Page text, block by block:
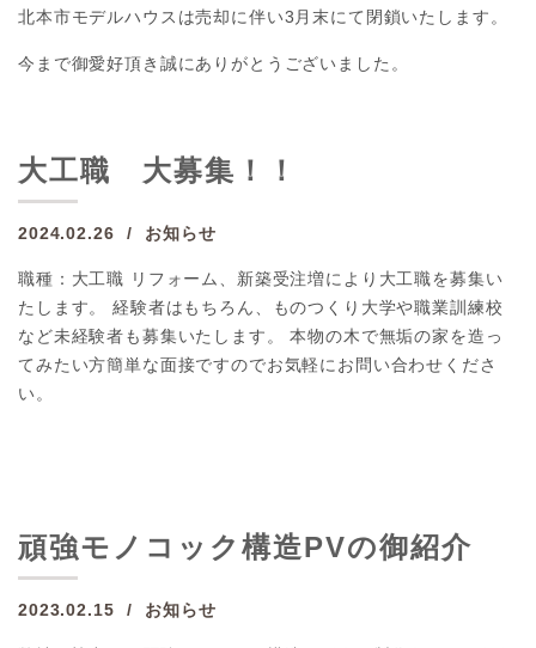
北本市モデルハウスは売却に伴い3月末にて閉鎖いたします。
今まで御愛好頂き誠にありがとうございました。
大工職 大募集！！
2024.02.26 お知らせ
職種：大工職 リフォーム、新築受注増により大工職を募集い
たします。 経験者はもちろん、ものつくり大学や職業訓練校
など未経験者も募集いたします。 本物の木で無垢の家を造っ
てみたい方簡単な面接ですのでお気軽にお問い合わせくださ
い。
頑強モノコック構造PVの御紹介
2023.02.15 お知らせ